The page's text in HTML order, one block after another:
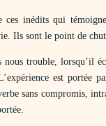
ces inédits qui
Ils sont le point de
nous trouble, lorsqu’il
est portée
sans compromis,